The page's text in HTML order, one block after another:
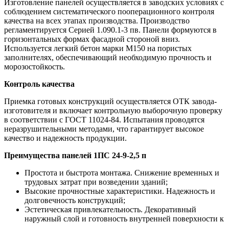
Изготовление панелей осуществляется в заводских условиях с
соблюдением систематического пооперационного контроля
качества на всех этапах производства. Производство
регламентируется Серией 1.090.1-3 пв. Панели формуются в
горизонтальных формах фасадной стороной вниз.
Используется легкий бетон марки М150 на пористых
заполнителях, обеспечивающий необходимую прочность и
морозостойкость.
Контроль качества
Приемка готовых конструкций осуществляется ОТК завода-
изготовителя и включает контрольную выборочную проверку
в соответствии с ГОСТ 11024-84. Испытания проводятся
неразрушительными методами, что гарантирует высокое
качество и надежность продукции.
Преимущества панелей 1ПС 24-9-2,5 п
Простота и быстрота монтажа. Снижение временных и
трудовых затрат при возведении зданий;
Высокие прочностные характеристики. Надежность и
долговечность конструкций;
Эстетическая привлекательность. Декоративный
наружный слой и готовность внутренней поверхности к